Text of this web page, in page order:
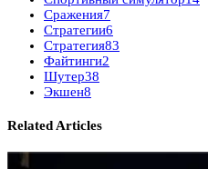
Сражения7
Стратегии6
Стратегия83
Файтинги2
Шутер38
Экшен8
Related Articles